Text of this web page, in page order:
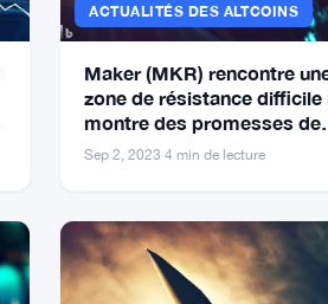
ACTUALITÉS DES ALTCOINS
Maker (MKR) rencontre
zone de résistance difficile
montre des promesses de
hausse
Sep 2, 2023 ·4 min de lecture